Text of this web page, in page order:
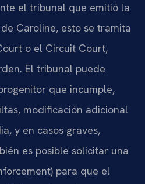
el tribunal que emitió la
Caroline, esto se tramita
o el Circuit Court,
El tribunal puede
que incumple,
modificación adicional
y en casos graves,
es posible solicitar una
para que el